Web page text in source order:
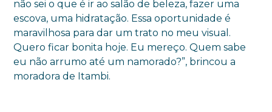
não sei o que é ir ao salão de beleza, fazer uma
escova, uma hidratação. Essa oportunidade é
maravilhosa para dar um trato no meu visual.
Quero ficar bonita hoje. Eu mereço. Quem sabe
eu não arrumo até um namorado?”, brincou a
moradora de Itambi.